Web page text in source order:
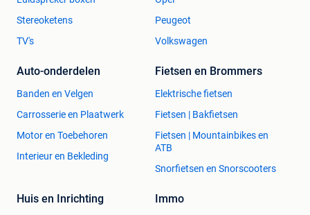
Stereoketens
TV's
Peugeot
Volkswagen
Auto-onderdelen
Banden en Velgen
Carrosserie en Plaatwerk
Motor en Toebehoren
Interieur en Bekleding
Fietsen en Brommers
Elektrische fietsen
Fietsen | Bakfietsen
Fietsen | Mountainbikes en
ATB
Snorfietsen en Snorscooters
Huis en Inrichting Immo